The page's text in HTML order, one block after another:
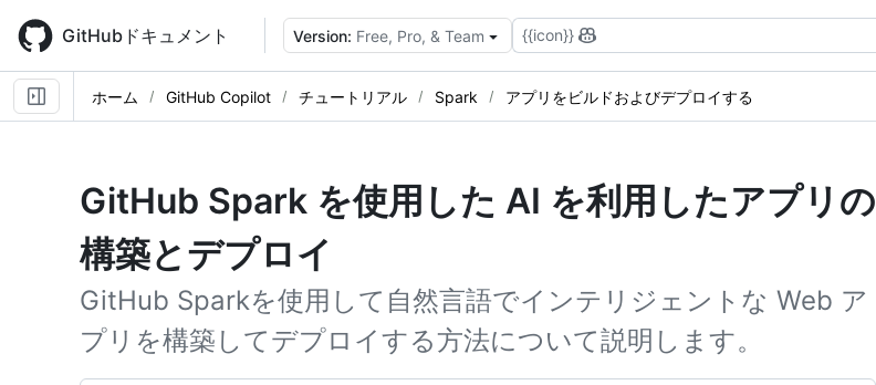
main
content
GitHubドキュメント Version: Free, Pro, & Team {{icon}}
ホーム GitHub Copilot チュートリアル Spark アプリをビルドおよびデプロイする
GitHub Spark を使用した AI を利用したアプリの
構築とデプロイ
GitHub Sparkを使用して自然言語でインテリジェントな Web ア
プリを構築してデプロイする方法について説明します。